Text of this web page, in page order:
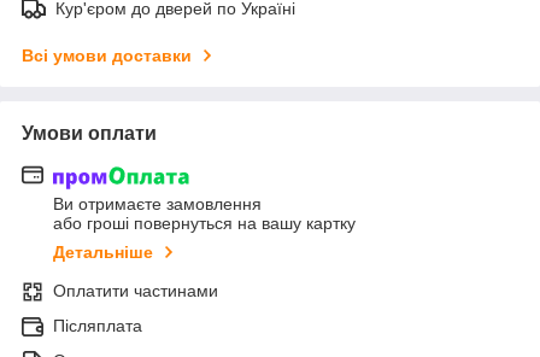
Кур'єром до дверей по Україні
Всі умови доставки
Умови оплати
Ви отримаєте замовлення
або гроші повернуться на вашу картку
Детальніше
Оплатити частинами
Післяплата